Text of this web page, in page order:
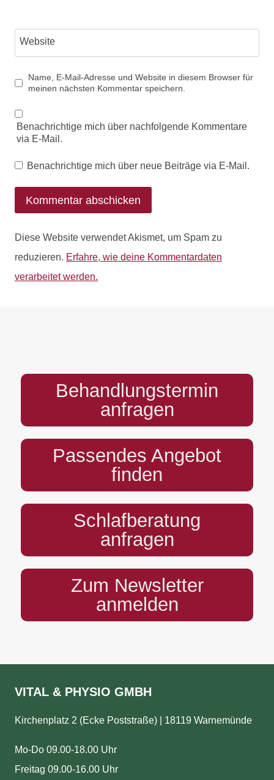
Website
Name, E-Mail-Adresse und Website in diesem Browser für
meinen nächsten Kommentar speichern.
Benachrichtige mich über nachfolgende Kommentare
via E-Mail.
Benachrichtige mich über neue Beiträge via E-Mail.
Diese Website verwendet Akismet, um Spam zu
reduzieren. Erfahre, wie deine Kommentardaten
verarbeitet werden.
Behandlungstermin
anfragen
Passendes Angebot
finden
Schlafberatung
anfragen
Zum Newsletter
anmelden
VITAL & PHYSIO GMBH
Kirchenplatz 2 (Ecke Poststraße) | 18119 Warnemünde
Mo-Do 09.00-18.00 Uhr
Freitag 09.00-16.00 Uhr